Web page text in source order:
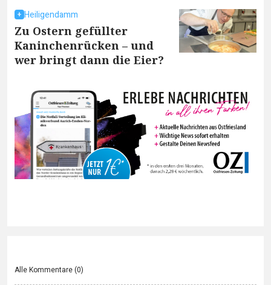
Heiligendamm
Zu Ostern gefüllter
Kaninchenrücken – und
wer bringt dann die Eier?
Alle Kommentare (0)